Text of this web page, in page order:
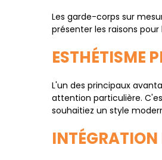
Les garde-corps sur
présenter les raisons
ESTHÉTISME
L'un des principaux
attention particulière.
souhaitiez un style